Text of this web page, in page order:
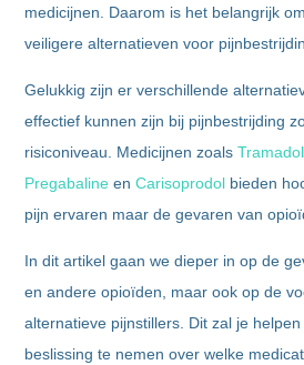
medicijnen. Daarom is het belangrijk
veiligere alternatieven voor
Gelukkig zijn er verschillende
effectief kunnen zijn bij pijnbestrijding
risiconiveau. Medicijnen zoalsTramadol
Pregabaline enCarisoprodol bieden
pijn ervaren maar de gevaren van
In dit artikel gaan we dieper in op de
en andere opioïden, maar ook op de
alternatieve pijnstillers. Dit zal je
beslissing te nemen over welke